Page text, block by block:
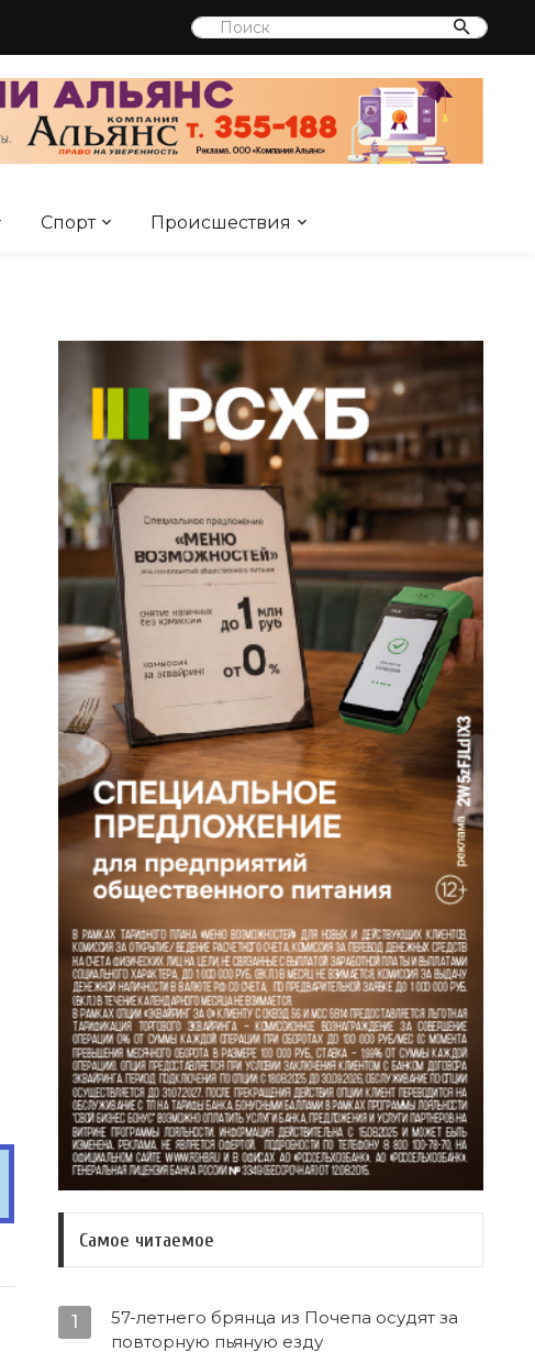
Спорт Происшествия
Самое читаемое
1
57-летнего брянца из Почепа осудят за
повторную пьяную езду